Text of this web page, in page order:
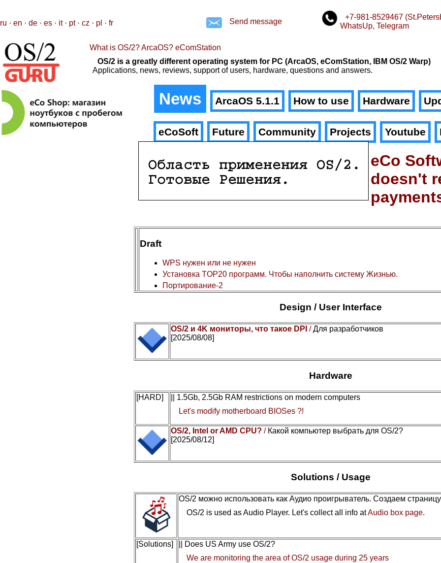
ru · en · de · es · it· pt· cz · pl · fr Send message
+7-981-8529467
WhatsUp, Telegram
What is OS/2? ArcaOS? eComStation
OS/2 is a greatly different operating system for PC (ArcaOS, eComStation, IBM OS/2 Warp)
Applications, news, reviews, support of users, hardware, questions and answers.
News ArcaOS 5.1.1 How to use Hardware
eCoSoft Future Community Projects Youtube
eCo
doesn't
Draft
WPS нужен или не нужен
Установка TOP20 программ. Чтобы наполнить систему Жизнью.
Портирование-2
Design / User Interface
OS/2 и 4K мониторы, что такое DPI /Для разработчиков
[2025/08/08]
Hardware
[HARD]
|| 1.5Gb, 2.5Gb RAM restrictions on modern computers
Let's modify motherboard BIOSes ?!
OS/2, Intel or AMD CPU? / Какой компьютер выбрать для OS/2?
[2025/08/12]
Solutions / Usage
OS/2 можно использовать как Аудио проигрыватель. Создаем страницу
OS/2 is used as Audio Player. Let's collect all info atAudio box page.
[Solutions]
|| Does US Army use OS/2?
We are monitoring the area of OS/2 usage during 25 years